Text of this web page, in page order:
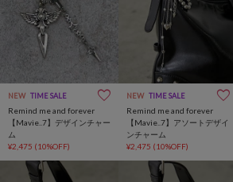
NEW TIME SALE
Remind me and forever
【Mavie..7】デザインチャー
ム
¥2,475 (10%OFF)
NEW TIME SALE
Remind me and forever
【Mavie..7】アソートデザイ
ンチャーム
¥2,475 (10%OFF)